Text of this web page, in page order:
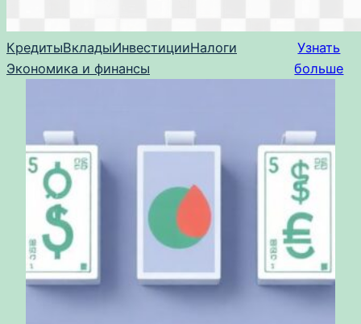
КредитыВкладыИнвестицииНалоги
Экономика и финансы
Узнать
больше